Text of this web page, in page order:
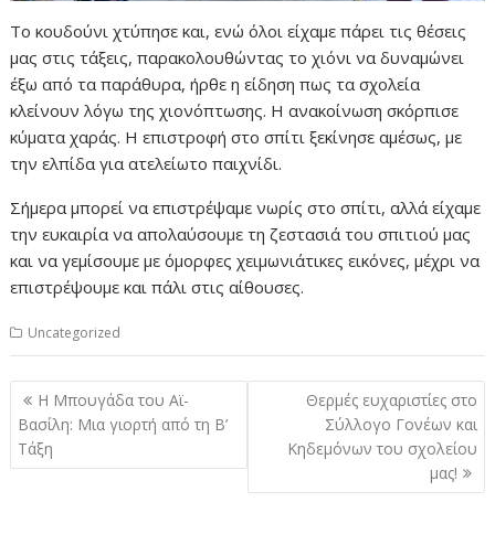
Το κουδούνι χτύπησε και, ενώ όλοι είχαμε πάρει τις θέσεις
μας στις τάξεις, παρακολουθώντας το χιόνι να δυναμώνει
έξω από τα παράθυρα, ήρθε η είδηση πως τα σχολεία
κλείνουν λόγω της χιονόπτωσης. Η ανακοίνωση σκόρπισε
κύματα χαράς. Η επιστροφή στο σπίτι ξεκίνησε αμέσως, με
την ελπίδα για ατελείωτο παιχνίδι.
Σήμερα μπορεί να επιστρέψαμε νωρίς στο σπίτι, αλλά είχαμε
την ευκαιρία να απολαύσουμε τη ζεστασιά του σπιτιού μας
και να γεμίσουμε με όμορφες χειμωνιάτικες εικόνες, μέχρι να
επιστρέψουμε και πάλι στις αίθουσες.
Uncategorized
Πλοήγηση
άρθρων
Η Μπουγάδα του Αϊ-
Βασίλη: Μια γιορτή από τη Β’
Τάξη
Θερμές ευχαριστίες στο
Σύλλογο Γονέων και
Κηδεμόνων του σχολείου
μας!